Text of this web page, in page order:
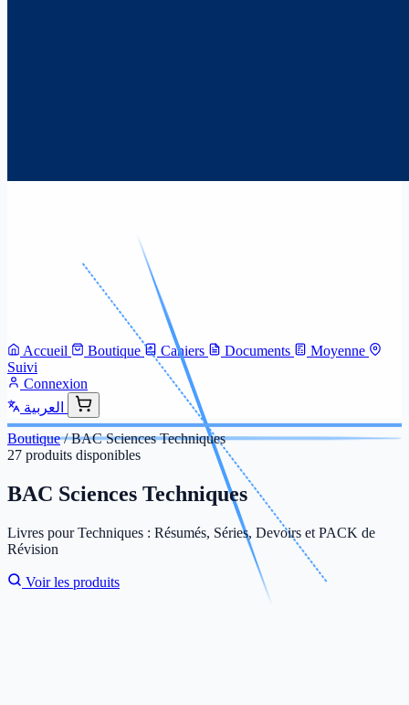
Accueil Boutique Cahiers Documents
Moyenne
Suivi
Connexion
العربية
Boutique / BAC Sciences Techniques
27 produits disponibles
BAC Sciences Techniques
Livres pour Techniques : Résumés, Séries, Devoirs et PACK de
Révision
Voir les produits